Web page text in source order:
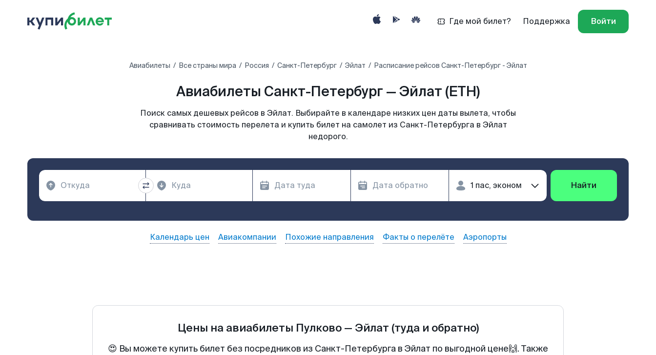
Где мой билет? Поддержка Войти
Авиабилеты Все страны мира Россия Санкт-Петербург Эйлат Расписание рейсов Санкт-Петербург - Эйлат
Авиабилеты Санкт-Петербург — Эйлат (ETH)
Поиск самых дешевых рейсов в Эйлат. Выбирайте в календаре низких цен даты вылета, чтобы
сравнивать стоимость перелета и купить билет на самолет из Санкт-Петербурга в Эйлат
недорого.
Найти
Календарь цен Авиакомпании Похожие направления Факты о перелёте Аэропорты
Цены на авиабилеты Пулково— Эйлат (туда и обратно)
😍 Вы можете купить билет без посредников из Санкт-Петербурга в Эйлат по выгодной цене🙌. Также